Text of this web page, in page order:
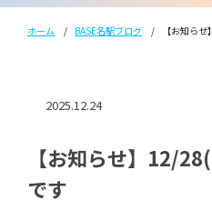
ホーム BASE名駅ブログ 【お知ら
2025.12.24
【お知らせ】12/
です